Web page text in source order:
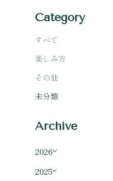
Category
すべて
楽しみ方
その他
未分類
Archive
2026
2025